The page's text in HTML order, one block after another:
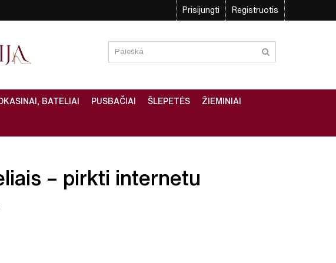
Prisijungti Registruotis
BATELIAI PUSBAČIAI ŠLEPETĖS ŽIEMINIAI
– pirkti internetu